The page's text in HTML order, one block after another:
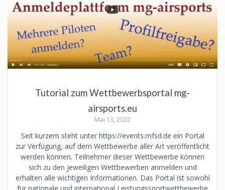
Tutorial zum Wettbewerbsportal mg-
airsports.eu
Mai 13, 2022
Seit kurzem steht unter https://events.mfsd.de ein Portal
zur Verfügung, auf dem Wettbewerbe aller Art veröffentlicht
werden können. Teilnehmer dieser Wettbewerbe können
sich zu den jeweiligen Wettbewerben anmelden und
erhalten alle wichtigen Informationen. Das Portal ist sowohl